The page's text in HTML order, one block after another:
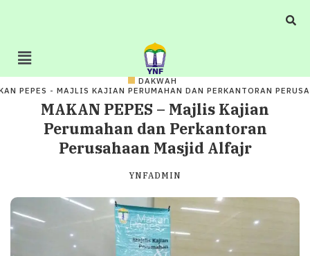
DAKWAH
PEPES - MAJLIS KAJIAN PERUMAHAN DAN PERKANTORAN
MAKAN PEPES – Majlis Kajian
Perumahan dan Perkantoran
Perusahaan Masjid Alfajr
YNFADMIN